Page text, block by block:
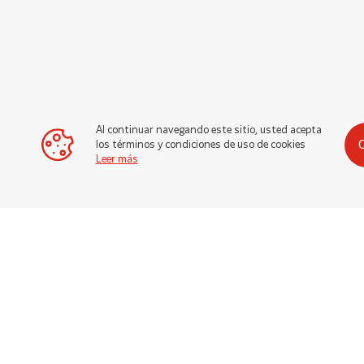
Al continuar navegando este sitio, usted acepta
los términos y condiciones de uso de cookies
Leer más